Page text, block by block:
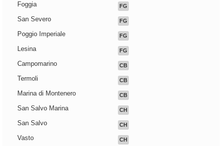
Foggia FG
San Severo FG
Poggio Imperiale FG
Lesina FG
Campomarino CB
Termoli CB
Marina di Montenero CB
San Salvo Marina CH
San Salvo CH
Vasto CH